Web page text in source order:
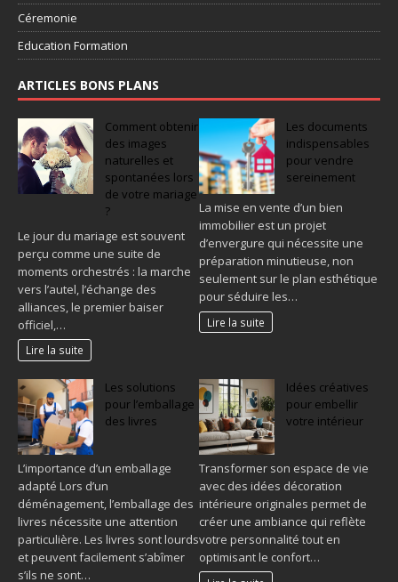
Céremonie
Education Formation
ARTICLES BONS PLANS
Comment obtenir
des images
naturelles et
spontanées lors
de votre mariage
?
Le jour du mariage est souvent
perçu comme une suite de
moments orchestrés : la marche
vers l’autel, l’échange des
alliances, le premier baiser
officiel,…
Lire la suite
Les documents
indispensables
pour vendre
sereinement
La mise en vente d’un bien
immobilier est un projet
d’envergure qui nécessite une
préparation minutieuse, non
seulement sur le plan esthétique
pour séduire les…
Lire la suite
Les solutions
pour l’emballage
des livres
L’importance d’un emballage
adapté Lors d’un
déménagement, l’emballage des
livres nécessite une attention
particulière. Les livres sont lourds
et peuvent facilement s’abîmer
s’ils ne sont…
Idées créatives
pour embellir
votre intérieur
Transformer son espace de vie
avec des idées décoration
intérieure originales permet de
créer une ambiance qui reflète
votre personnalité tout en
optimisant le confort…